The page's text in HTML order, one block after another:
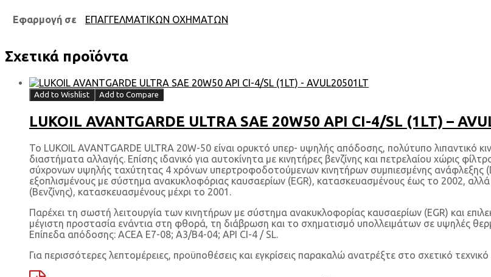
Εφαρμογή σε ΕΠΑΓΓΕΛΜΑΤΙΚΩΝ ΟΧΗΜΑΤΩΝ
Σχετικά προϊόντα
Add to Wishlist Add to Compare
LUKOIL AVANTGARDE ULTRA SAE 20W50 API CI-4/SL (1LT) –
Το LUKOIL AVANTGARDE ULTRA 20W-50 είναι ορυκτό υπερ- υψηλής απόδοσης, πολύτυπο λιπαντικό
διαστήματα αλλαγής. Επίσης ιδανικό για αυτοκίνητα με κινητήρες βενζίνης και πετρελαίου χώρις
σύχρονων υψηλής ταχύτητας 4 χρόνων υπερτροφοδοτούμενων κινητήρων συμπιεσμένης ανάφλεξης
εξοπλισμένους με σύστημα ανακυκλοφόριας καυσαερίων (EGR), κατασκευασμένους έως το 2002,
(Βενζίνης), κατασκευασμένους μέχρι το 2001.
Παρέχει τη σωστή λειτουργία των κινητήρων με σύστημα ανακυκλοφορίας καυσαερίων (EGR) και
μέγιστη προστασία ενάντια στη φθορά, τη διάβρωση και το σχηματισμό υπολλειμάτων σε υψηλές
Επίπεδα απόδοσης: ACEA E7-08; A3/B4-04; API CI-4 / SL.
Για περισσότερες λεπτομέρειες, προϋποθέσεις και εγκρίσεις παρακαλώ ανατρέξτε στο σχετικό